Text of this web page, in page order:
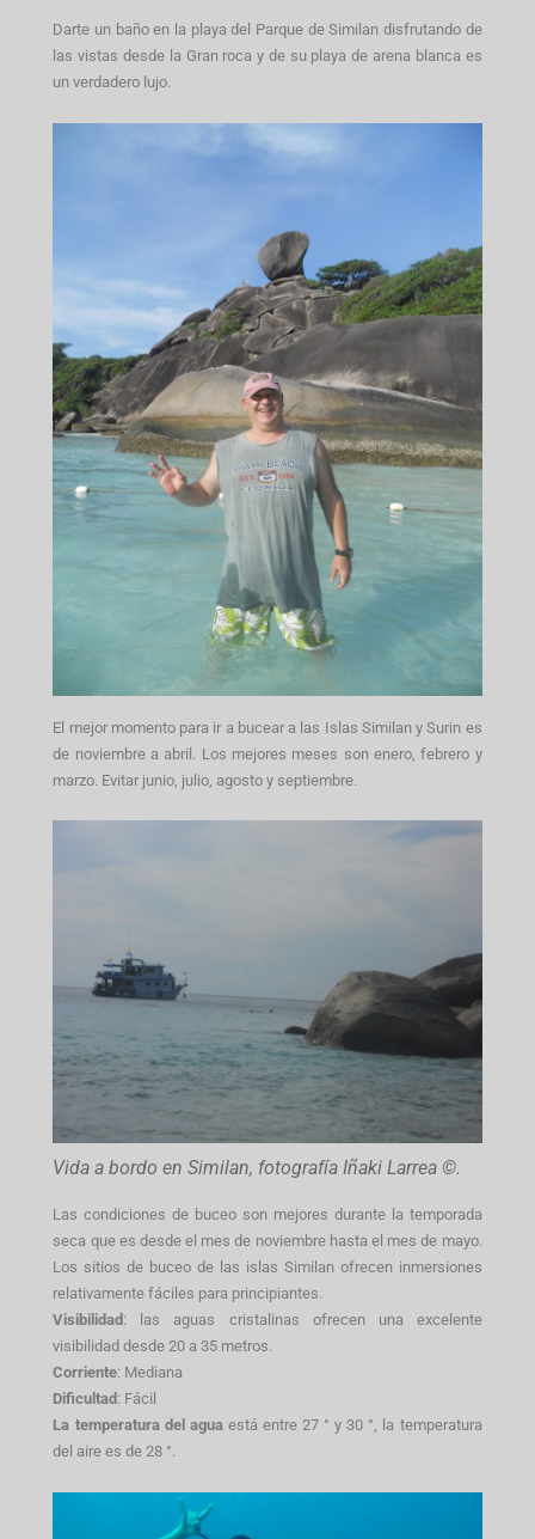
Darte un baño en la playa del Parque de Similan disfrutando de
las vistas desde la Gran roca y de su playa de arena blanca es
un verdadero lujo.
El mejor momento para ir a bucear a las Islas Similan y Surin es
de noviembre a abril. Los mejores meses son enero, febrero y
marzo. Evitar junio, julio, agosto y septiembre.
Vida a bordo en Similan, fotografía Iñaki Larrea ©.
Las condiciones de buceo son mejores durante la temporada
seca que es desde el mes de noviembre hasta el mes de mayo.
Los sitios de buceo de las islas Similan ofrecen inmersiones
relativamente fáciles para principiantes.
Visibilidad : las aguas cristalinas ofrecen una excelente
visibilidad desde 20 a 35 metros.
Corriente: Mediana
Dificultad : Fácil
La temperatura del aguaestá entre 27 ° y 30 °, la temperatura
del aire es de 28 °.